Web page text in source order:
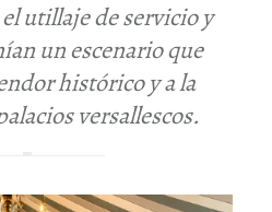
utillaje de servicio y
un escenario que
histórico y a la
versallescos.